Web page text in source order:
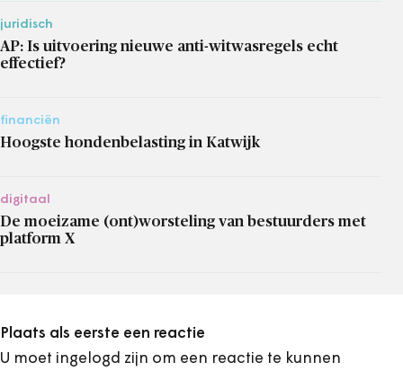
juridisch
AP: Is uitvoering nieuwe anti-witwasregels echt
effectief?
financiën
Hoogste hondenbelasting in Katwijk
digitaal
De moeizame (ont)worsteling van bestuurders met
platform X
Plaats als eerste een reactie
U moet ingelogd zijn om een reactie te kunnen